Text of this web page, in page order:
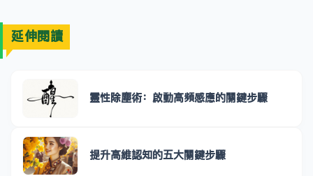
延伸閱讀
靈性除塵術：啟動高頻感應的關鍵步驟
提升高維認知的五大關鍵步驟